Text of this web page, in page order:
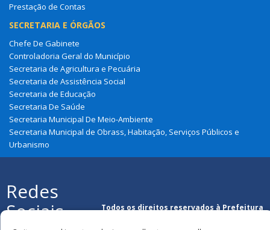
Prestação de Contas
SECRETARIA E ÓRGÃOS
Chefe De Gabinete
Controladoria Geral do Município
Secretaria de Agricultura e Pecuária
Secretaria de Assistência Social
Secretaria de Educação
Secretaria De Saúde
Secretaria Municipal De Meio-Ambiente
Secretaria Municipal de Obrass, Habitação, Serviços Públicos e
Urbanismo
Redes
Sociais
Todos os direitos reservados à Prefeitura